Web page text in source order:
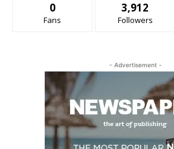
0
Fans
3,912
Followers
- Advertisement -